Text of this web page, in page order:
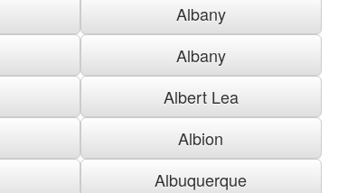
Albany
Albany
Albert Lea
Albion
Albuquerque